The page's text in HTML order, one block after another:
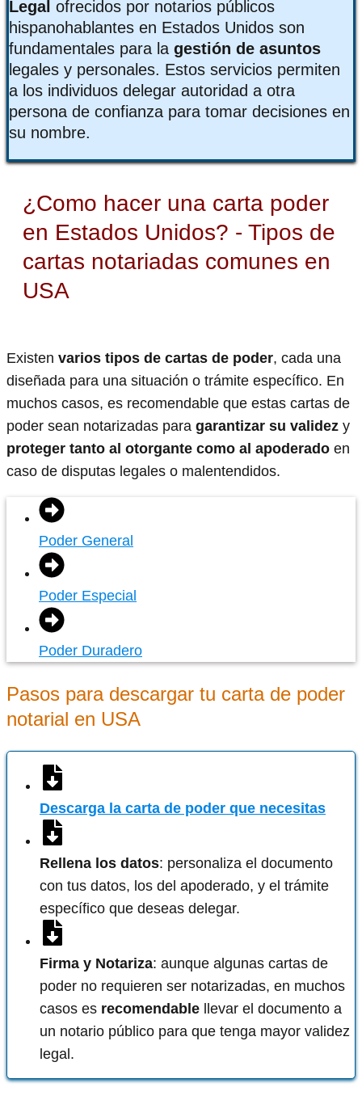
Legal ofrecidos por notarios públicos
hispanohablantes en Estados Unidos son
fundamentales para la gestión de asuntos
legales y personales. Estos servicios permiten
a los individuos delegar autoridad a otra
persona de confianza para tomar decisiones en
su nombre.
¿Como hacer una carta poder
en Estados Unidos? - Tipos de
cartas notariadas comunes en
USA
Existen varios tipos de cartas de poder, cada una
diseñada para una situación o trámite específico. En
muchos casos, es recomendable que estas cartas de
poder sean notarizadas para garantizar su validez y
proteger tanto al otorgante como al apoderado en
caso de disputas legales o malentendidos.
Poder General
Poder Especial
Poder Duradero
Pasos para descargar tu carta de poder
notarial en USA
Descarga la carta de poder que necesitas
Rellena los datos: personaliza el documento
con tus datos, los del apoderado, y el trámite
específico que deseas delegar.
Firma y Notariza: aunque algunas cartas de
poder no requieren ser notarizadas, en muchos
casos es recomendable llevar el documento a
un notario público para que tenga mayor validez
legal.